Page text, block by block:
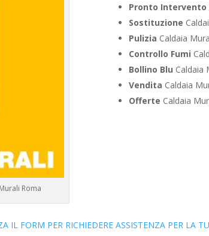
Roma
Pronto Intervento
Sostituzione
Pulizia Caldaia
Controllo Fumi
Bollino Blu Caldaia
Vendita Caldaia
Offerte Caldaia
IL FORM PER RICHIEDERE ASSISTENZA PER LA